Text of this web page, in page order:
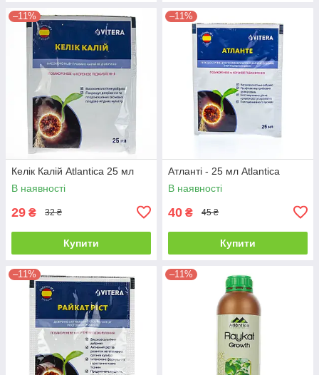
–11%
Келік Калій Atlantica 25 мл
В наявності
29 ₴ 32 ₴
Купити
–11%
Атланті - 25 мл Atlantica
В наявності
40 ₴ 45 ₴
Купити
–11% –11%